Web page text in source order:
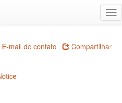
E-mail de contato Compartilhar